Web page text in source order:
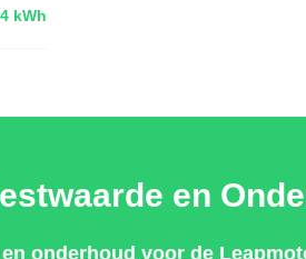
kWh
en
onderhoud voor de